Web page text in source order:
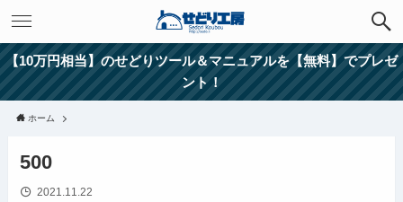
【10万円相当】のせどりツール＆マニュアルを【無料】でプレゼ
ント！
ホーム
500
2021.11.22